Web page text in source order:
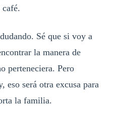
café.
Sé que si voy a
la manera de
perteneciera. Pero
eso será otra excusa para
la familia.